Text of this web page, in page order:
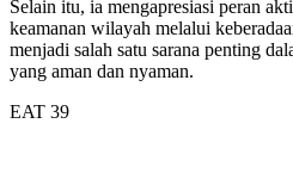
Selain itu, ia mengapresiasi peran
keamanan wilayah melalui
menjadi salah satu sarana penting
yang aman dan nyaman.
EAT 39